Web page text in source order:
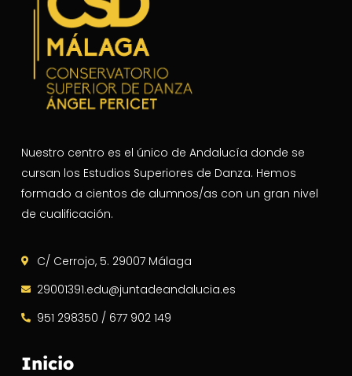
Nuestro centro es el único de Andalucía donde se
cursan los Estudios Superiores de Danza. Hemos
formado a cientos de alumnos/as con un gran nivel
de cualificación.
C/ Cerrojo, 5. 29007 Málaga
29001391.edu@juntadeandalucia.es
951 298350 / 677 902 149
Inicio